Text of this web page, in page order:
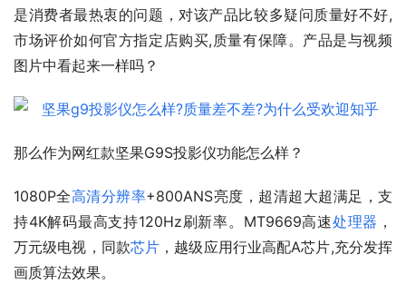
是消费者最热衷的问题，对该产品比较多疑问质量好不好,
市场评价如何官方指定店购买,质量有保障。产品是与视频
图片中看起来一样吗？
那么作为网红款坚果G9S投影仪功能怎么样？
1080P全高清分辨率+800ANS亮度，超清超大超满足，支
持4K解码最高支持120Hz刷新率。MT9669高速处理器 ，
万元级电视，同款芯片 ，越级应用行业高配A芯片,充分发挥
画质算法效果。